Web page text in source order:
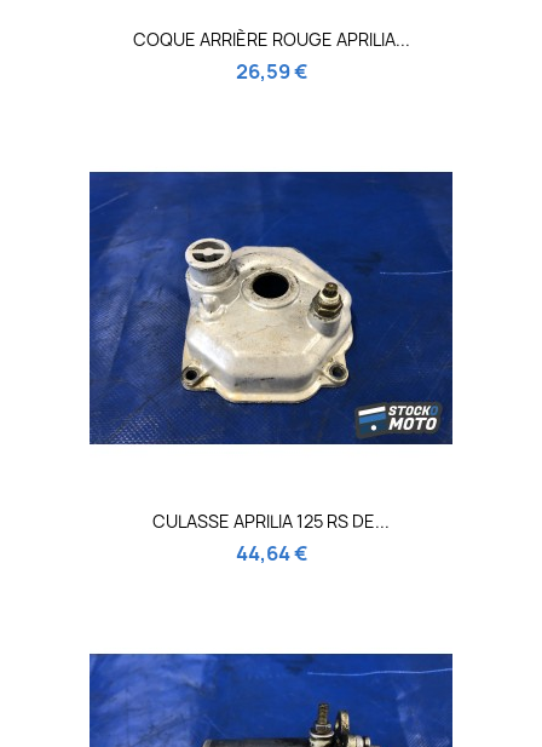
COQUE ARRIÈRE ROUGE APRILIA...
26,59 €
CULASSE APRILIA 125 RS DE...
44,64 €